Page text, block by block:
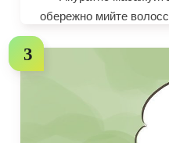
обережно мийте